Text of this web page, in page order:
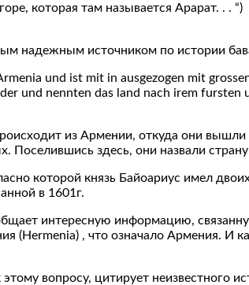
которая там называется Арарат. . . “)
надежным источником по истории
und ist mit in ausgezogen mit
und nennten das land nach irem fursten
из Армении, откуда они
здесь, они назвали
которой князь Байоариус имел
в 1601г.
интересную информацию,
(Hermenia) , что означало Армения. И
вопросу, цитирует